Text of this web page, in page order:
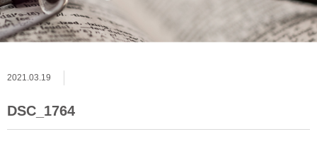
2021.03.19
DSC_1764